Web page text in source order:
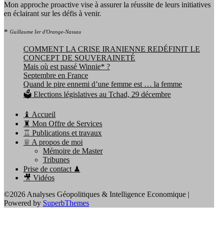
Mon approche proactive vise à assurer la réussite de leurs initiatives
en éclairant sur les défis à venir.
* Guillaume Ier d'Orange-Nassau
COMMENT LA CRISE IRANIENNE REDÉFINIT LE
CONCEPT DE SOUVERAINETÉ
Mais où est passé Winnie* ?
Septembre en France
Quand le pire ennemi d’une femme est … la femme
🗳️ Elections législatives au Tchad, 29 décembre
♝ Accueil
♜ Mon Offre de Services
♖ Publications et travaux
♕ A propos de moi
Mémoire de Master
Tribunes
Prise de contact ♟
🎥 Vidéos
©2026 Analyses Géopolitiques & Intelligence Economique |
Powered by SuperbThemes